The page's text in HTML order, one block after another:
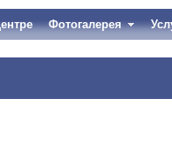
Фотогалерея